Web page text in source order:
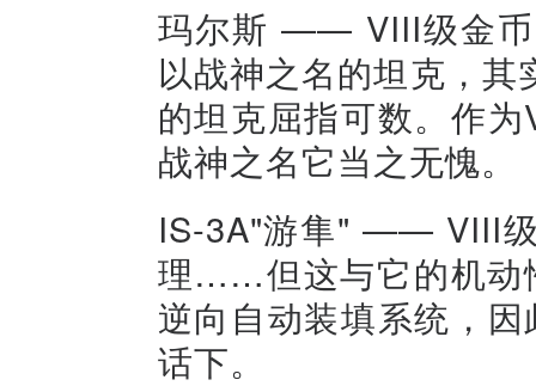
玛尔斯 —— VIII级金币
以战神之名的坦克，
的坦克屈指可数。作
战神之名它当之无愧。
IS-3A"游隼" —— VIII
理……但这与它的机动
逆向自动装填系统，
话下。